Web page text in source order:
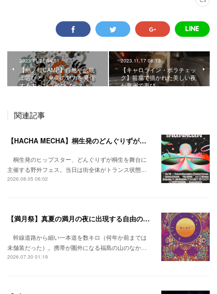
2023.11.21 04:51
【結ノ島CAMP】自然や伝統
工芸など、奄美の魅力を発信
するキャンプインフェス。
2023.11.17 08:13
【キャロライン・ポラチェッ
ク】苗場で描かれた美しい夜
が豊洲で再び。
関連記事
【HACHA MECHA】桐生発のどんぐりずが桐生をハチャメチャに彩る。
桐生発のヒップスター、どんぐりずが桐生を舞台に
主催する野外フェス。当日は街全体がトランス状態…
2026.08.05 06:02
【満月祭】真夏の満月の夜に出現する自由の桃源郷。
幹線道路から細い一本道を数キロ（何年か前までは
未舗装だった）。携帯が圏外になる福島の山のなか…
2026.07.30 01:19